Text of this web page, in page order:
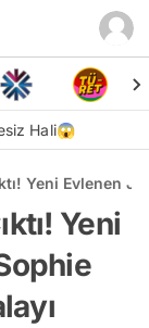
Hali😱
Yeni Evlenen
Yeni